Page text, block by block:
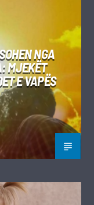
NGA
MJEKËT
E VAPËS